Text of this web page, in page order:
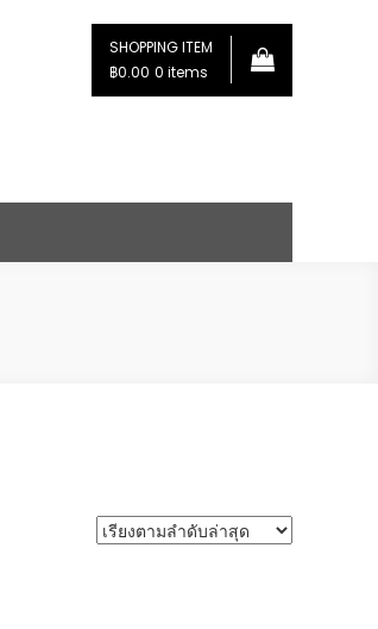
SHOPPING ITEM
฿0.00 0 items